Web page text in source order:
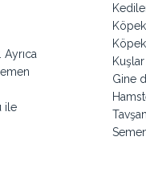
ile
Köpek
Kuşlar
Gine